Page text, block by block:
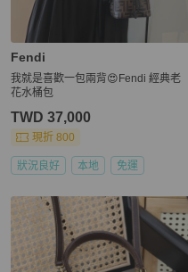
Fendi
我就是喜歡一包兩背😍Fendi 經典老
花水桶包
TWD 37,000
現折 800
狀況良好 本地 免運